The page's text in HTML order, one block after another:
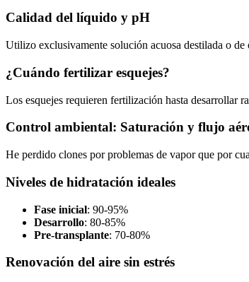
Calidad del líquido y pH
Utilizo exclusivamente solución acuosa destilada o
¿Cuándo fertilizar esquejes?
Los esquejes requieren fertilización hasta desarrollar
Control ambiental: Saturación y flujo
He perdido clones por problemas de vapor que por
Niveles de hidratación ideales
Fase inicial: 90-95%
Desarrollo: 80-85%
Pre-transplante: 70-80%
Renovación del aire sin estrés